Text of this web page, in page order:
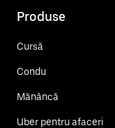
Produse
Cursă
Condu
Mănâncă
Uber pentru afaceri